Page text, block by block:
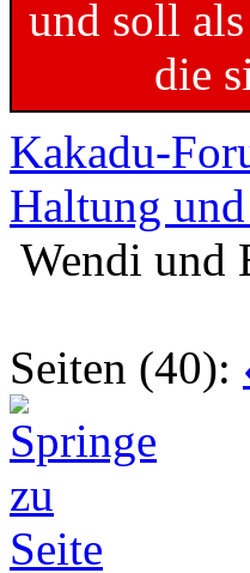
und soll
die
Kakadu-
Haltung
Wendi und
Seiten (40):